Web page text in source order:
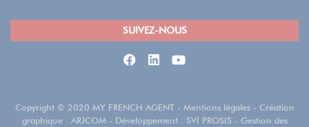
SUIVEZ-NOUS
Copyright © 2020 MY FRENCH AGENT - Mentions légales - Création
graphique : ARJCOM - Développement : SVI PROSIS - Gestion des